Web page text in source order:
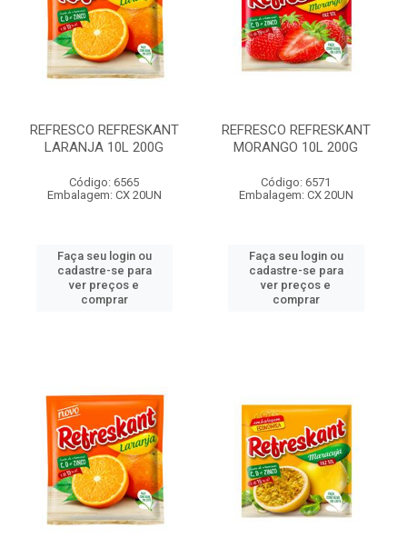
REFRESCO REFRESKANT
LARANJA 10L 200G
Código: 6565
Embalagem: CX 20UN
Faça seu login ou
cadastre-se para
ver preços e
comprar
REFRESCO REFRESKANT
MORANGO 10L 200G
Código: 6571
Embalagem: CX 20UN
Faça seu login ou
cadastre-se para
ver preços e
comprar